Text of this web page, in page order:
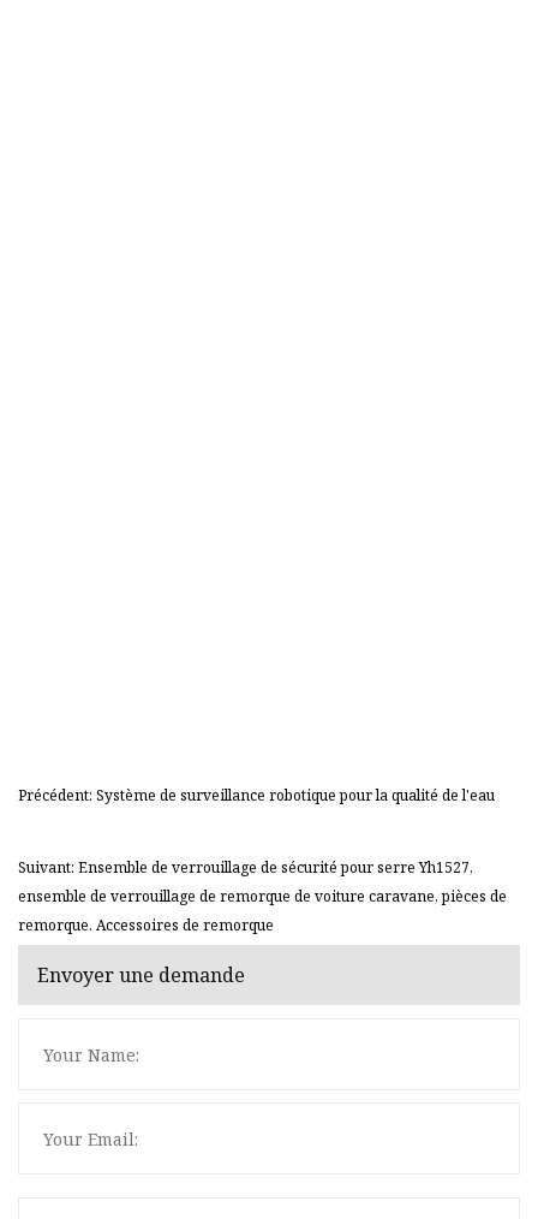
Précédent: Système de surveillance robotique pour la qualité de l'eau
Suivant: Ensemble de verrouillage de sécurité pour serre Yh1527,
ensemble de verrouillage de remorque de voiture caravane, pièces de
remorque. Accessoires de remorque
Envoyer une demande